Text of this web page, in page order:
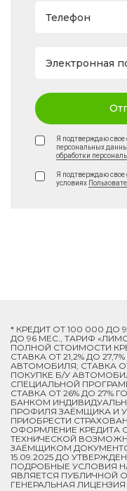
Телефон
Электронная
Я подтверждаю свое
персональных
обработки
Я подтверждаю свое
условиях
* КРЕДИТ ОТ 100 000 ДО
ДО 96 МЕС., ТАРИФ
ПОЛНОЙ СТОИМОСТИ
СТАВКА ОТ 21,2% ДО
АВТОМОБИЛЯ; СТАВКА ОТ
ПОКУПКЕ Б/У
СПЕЦИАЛЬНОЙ
СТАВКА ОТ 26% ДО 27%
БАНКОМ
ПРОФИЛЯ ЗАЁМЩИКА И
ПРИОБРЕСТИ
ОФОРМЛЕНИЕ КРЕДИТА
ТЕХНИЧЕСКОЙ
ЗАЁМЩИКОМ
15.09.2025 ДО
ПОДРОБНЫЕ УСЛОВИЯ НА
ЯВЛЯЕТСЯ ПУБЛИЧНОЙ
ГЕНЕРАЛЬНАЯ